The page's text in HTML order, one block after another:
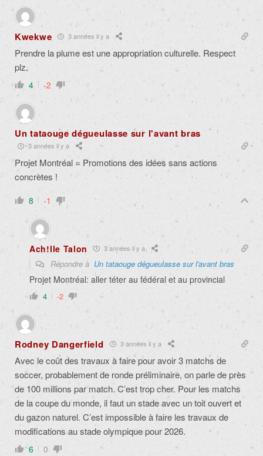
Kwekwe 3 années il y a
Prendre la plume est une appropriation culturelle. Respect
plz.
4 -2
Un tataouge dégueulasse sur l'avant bras
3 années il y a
Projet Montréal = Promotions des idées sans actions
concrètes !
8 -1
Ach!lle Talon 3 années il y a
Répondre à Un tataouge dégueulasse sur l'avant bras
Projet Montréal: aller téter au fédéral et au provincial
4 -2
Rodney Dangerfield 3 années il y a
Avec le coût des travaux à faire pour avoir 3 matchs de
soccer, probablement de ronde préliminaire, on parle de près
de 100 millions par match. C’est trop cher. Pour les matchs
de la coupe du monde, il faut un stade avec un toit ouvert et
du gazon naturel. C’est impossible à faire les travaux de
modifications au stade olympique pour 2026.
6 0